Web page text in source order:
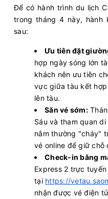
Để có hành trình du lịch
trong tháng 4 này, hành
sau:
Ưu tiên đặt
hợp ngày sóng lớn
khách nên ưu tiên
vực giữa tàu kết
lên tàu.
Săn vé sớm:
Sáu và tham quan
nằm thường "cháy"
vé online để giữ chỗ
Check-in bằng
Express 2 trực tuyến
tại https://
nhận được vé điện